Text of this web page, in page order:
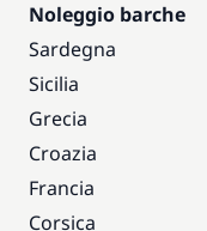
Noleggio barche
Sardegna
Sicilia
Grecia
Croazia
Francia
Corsica